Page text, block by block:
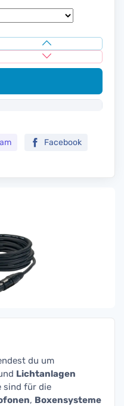
Facebook
du um
Lichtanlagen
sind für die
, Boxensysteme